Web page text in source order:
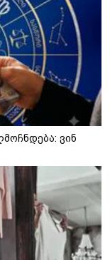
ვინ